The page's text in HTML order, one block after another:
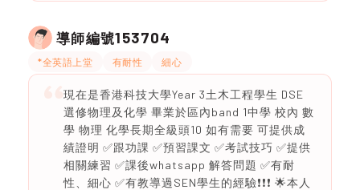
導師編號153704
*全英語上堂 有耐性 細心
現在是香港科技大學Year 3土木工程學生 DSE
選修物理及化學 畢業於區內band 1中學 校內 數
學 物理 化學長期全級頭10 如有需要 可提供成
績證明 ✅跟功課 ✅預習課文 ✅考試技巧 ✅提供
相關練習 ✅課後whatsapp 解答問題 ✅有耐
性、細心 ✅有教導過SEN學生的經驗❗️❗️❗️ 🌟本人